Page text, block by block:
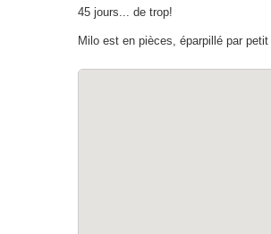
45 jours... de trop!
Milo est en pièces, éparpillé par